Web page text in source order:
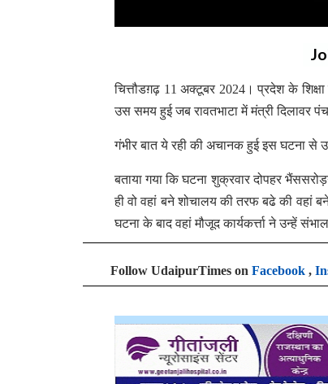
चित्तौडग़ढ़ 11 अक्टूबर 2024। प्रदेश के
उस समय हुई जब रावतभाटा में मंत्री दिलावर
गंभीर बात ये रही की अचानक हुई इस घटना से
बताया गया कि घटना शुक्रवार दोपहर
ही वो वहां बने शोचालय की तरफ बढे की
घटना के बाद वहां मौजूद कार्यकर्त्ता ने उन्हें
Follow UdaipurTimes on Facebook ,